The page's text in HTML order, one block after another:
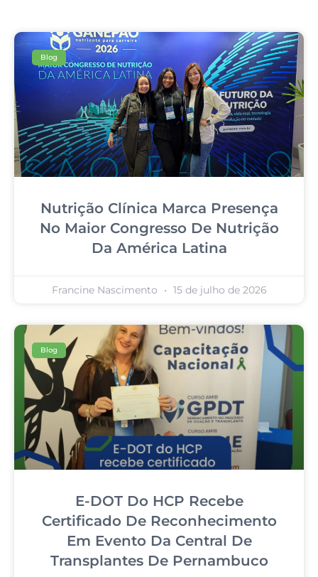
Blog
Nutrição Clínica Marca Presença
No Maior Congresso De Nutrição
Da América Latina
Francine Nascimento 15 de julho de 2026
Blog
E-DOT Do HCP Recebe
Certificado De Reconhecimento
Em Evento Da Central De
Transplantes De Pernambuco